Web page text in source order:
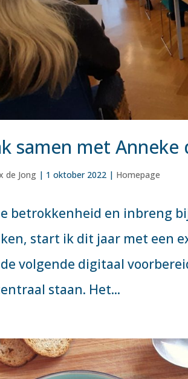
samen met
de Jong | 1 oktober 2022 | Homepage
betrokkenheid en inbreng
start ik dit jaar met een
volgende digitaal
staan. Het...